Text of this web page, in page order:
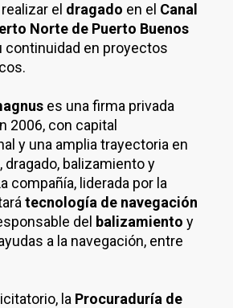
el dragado en el Canal
Norte de Puerto Buenos
continuidad en proyectos
es una firma privada
2006, con capital
y una amplia trayectoria en
balizamiento y
compañía, liderada por la
tecnología de navegación
del balizamiento y
a la navegación, entre
la Procuraduría de